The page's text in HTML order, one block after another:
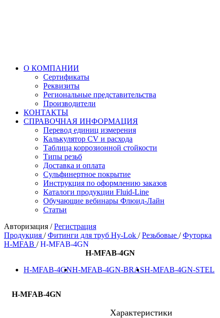
О КОМПАНИИ
Сертификаты
Реквизиты
Региональные представительства
Производители
КОНТАКТЫ
СПРАВОЧНАЯ ИНФОРМАЦИЯ
Перевод единиц измерения
Калькулятор CV и расхода
Таблица коррозионной стойкости
Типы резьб
Доставка и оплата
Сульфинертное покрытие
Инструкция по оформлению заказов
Каталоги продукции Fluid-Line
Обучающие вебинары Флюид-Лайн
Статьи
Авторизация /Регистрация
Продукция /Фитинги для труб Hy-Lok /Резьбовые /Футорка
H-MFAB /H-MFAB-4GN
H-MFAB-4GN
H-MFAB-4GNH-MFAB-4GN-BRASH-MFAB-4GN-STEL
H-MFAB-4GN
Характеристики